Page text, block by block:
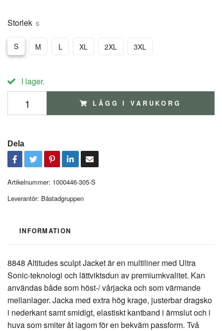
Storlek S
S M L XL 2XL 3XL
I lager.
LÄGG I VARUKORG
Dela
Artikelnummer: 1000446-305-S
Leverantör: Båstadgruppen
INFORMATION
8848 Altitudes sculpt Jacket är en multiliner med Ultra
Sonic-teknologi och lättviktsdun av premiumkvalitet. Kan
användas både som höst-/ vårjacka och som värmande
mellanlager. Jacka med extra hög krage, justerbar dragsko
i nederkant samt smidigt, elastiskt kantband i ärmslut och i
huva som smiter åt lagom för en bekväm passform. Två